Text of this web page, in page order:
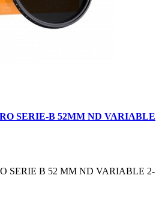
SERIE-B 52MM ND VARIABLE
SERIE B 52 MM ND VARIABLE 2-